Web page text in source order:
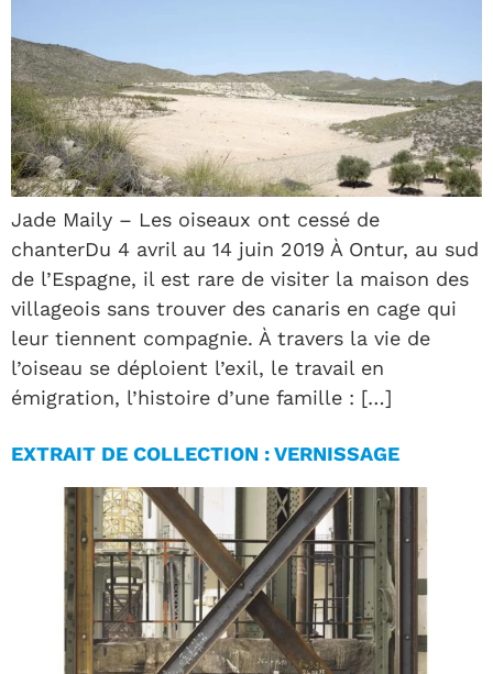
Jade Maily – Les oiseaux ont cessé de
chanterDu 4 avril au 14 juin 2019 À Ontur, au sud
de l’Espagne, il est rare de visiter la maison des
villageois sans trouver des canaris en cage qui
leur tiennent compagnie. À travers la vie de
l’oiseau se déploient l’exil, le travail en
émigration, l’histoire d’une famille : […]
EXTRAIT DE COLLECTION : VERNISSAGE